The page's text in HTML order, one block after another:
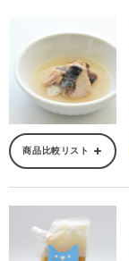
商品比較リスト